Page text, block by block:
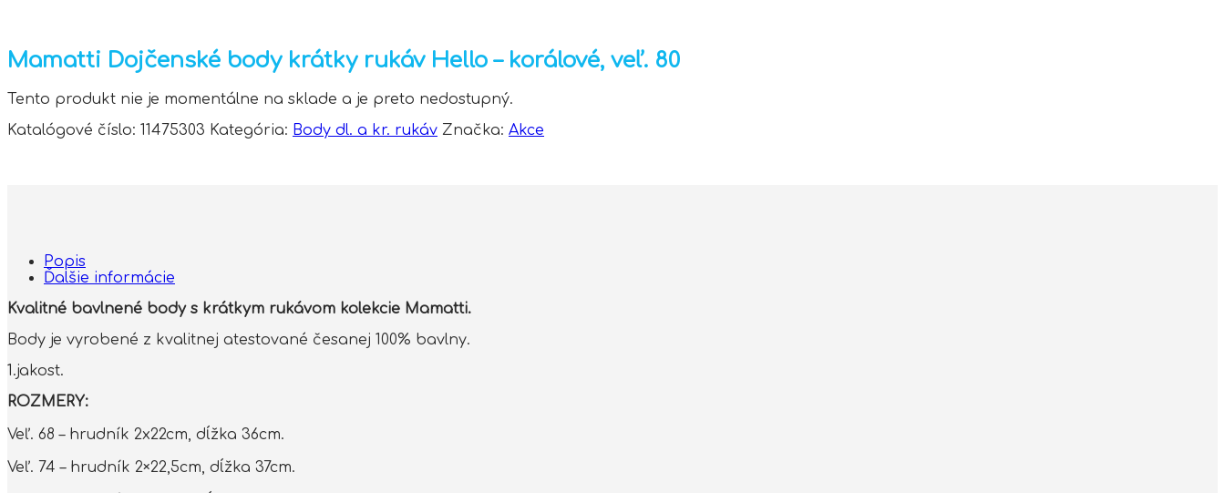
Mamatti Dojčenské body krátky rukáv Hello – korálové, veľ. 80
Tento produkt nie je momentálne na sklade a je preto nedostupný.
Katalógové číslo: 11475303 Kategória: Body dl. a kr. rukáv Značka: Akce
Popis
Ďalšie informácie
Kvalitné bavlnené body s krátkym rukávom kolekcie Mamatti.
Body je vyrobené z kvalitnej atestované česanej 100% bavlny.
1.jakost.
ROZMERY:
Veľ. 68 – hrudník 2x22cm, dĺžka 36cm.
Veľ. 74 – hrudník 2×22,5cm, dĺžka 37cm.